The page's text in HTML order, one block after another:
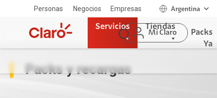
Personas Negocios Empresas Argentina
Servicios Tiendas
Packs
Ya
Mi Claro
Packs y recargas